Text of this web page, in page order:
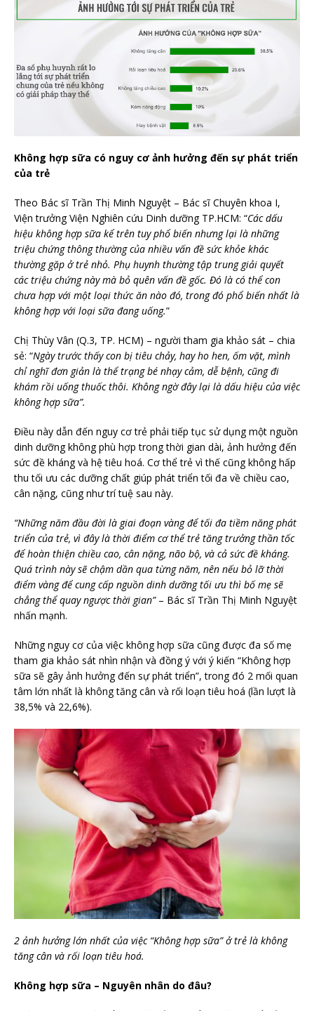
Không hợp sữa có nguy cơ ảnh hưởng đến sự phát triển
của trẻ
Theo Bác sĩ Trần Thị Minh Nguyệt – Bác sĩ Chuyên khoa I,
Viện trưởng Viện Nghiên cứu Dinh dưỡng TP.HCM: “Các dấu
hiệu không hợp sữa kể trên tuy phổ biến nhưng lại là những
triệu chứng thông thường của nhiều vấn đề sức khỏe khác
thường gặp ở trẻ nhỏ. Phụ huynh thường tập trung giải quyết
các triệu chứng này mà bỏ quên vấn đề gốc. Đó là có thể con
chưa hợp với một loại thức ăn nào đó, trong đó phổ biến nhất là
không hợp với loại sữa đang uống.”
Chị Thùy Vân (Q.3, TP. HCM) – người tham gia khảo sát – chia
sẻ: “Ngày trước thấy con bị tiêu chảy, hay ho hen, ốm vặt, mình
chỉ nghĩ đơn giản là thể trạng bé nhạy cảm, dễ bệnh, cũng đi
khám rồi uống thuốc thôi. Không ngờ đây lại là dấu hiệu của việc
không hợp sữa”.
Điều này dẫn đến nguy cơ trẻ phải tiếp tục sử dụng một nguồn
dinh dưỡng không phù hợp trong thời gian dài, ảnh hưởng đến
sức đề kháng và hệ tiêu hoá. Cơ thể trẻ vì thế cũng không hấp
thu tối ưu các dưỡng chất giúp phát triển tối đa về chiều cao,
cân nặng, cũng như trí tuệ sau này.
“Những năm đầu đời là giai đoạn vàng để tối đa tiềm năng phát
triển của trẻ, vì đây là thời điểm cơ thể trẻ tăng trưởng thần tốc
để hoàn thiện chiều cao, cân nặng, não bộ, và cả sức đề kháng.
Quá trình này sẽ chậm dần qua từng năm, nên nếu bỏ lỡ thời
điểm vàng để cung cấp nguồn dinh dưỡng tối ưu thì bố mẹ sẽ
chẳng thể quay ngược thời gian”– Bác sĩ Trần Thị Minh Nguyệt
nhấn mạnh.
Những nguy cơ của việc không hợp sữa cũng được đa số mẹ
tham gia khảo sát nhìn nhận và đồng ý với ý kiến “Không hợp
sữa sẽ gây ảnh hưởng đến sự phát triển”, trong đó 2 mối quan
tâm lớn nhất là không tăng cân và rối loạn tiêu hoá (lần lượt là
38,5% và 22,6%).
2 ảnh hưởng lớn nhất của việc “Không hợp sữa” ở trẻ là không
tăng cân và rối loạn tiêu hoá.
Không hợp sữa – Nguyên nhân do đâu?